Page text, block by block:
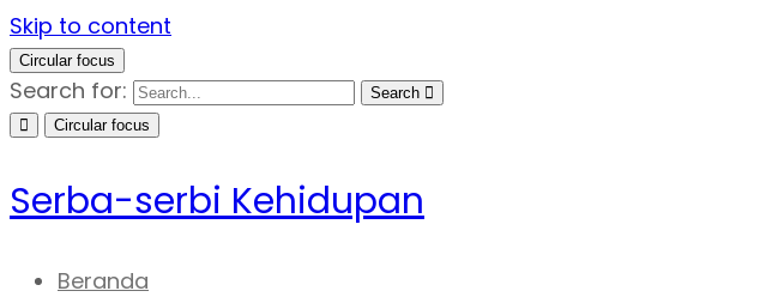
Skip to content
Circular focus
Search for:
Search
Circular focus
Serba-serbi Kehidupan
Beranda